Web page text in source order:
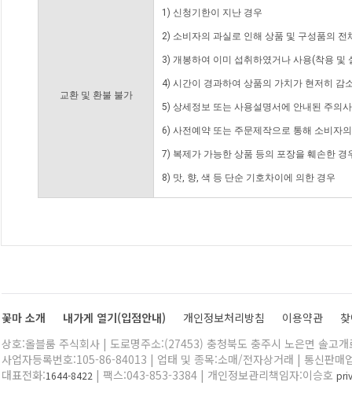
교환 및 환불 불가
1) 신청기한이 지난 경우
2) 소비자의 과실로 인해 상품 및 구성품의
3) 개봉하여 이미 섭취하였거나 사용(착용 및
4) 시간이 경과하여 상품의 가치가 현저히 감
5) 상세정보 또는 사용설명서에 안내된 주의
6) 사전예약 또는 주문제작으로 통해 소비자
7) 복제가 가능한 상품 등의 포장을 훼손한 경
8) 맛, 향, 색 등 단순 기호차이에 의한 경우
꽃마 소개 내가게 열기(입점안내) 개인정보처리방침 이용약관
상호:올블룸 주식회사 | 도로명주소:(27453) 충청북도 충주시 노은면 솔고
사업자등록번호:105-86-84013 | 업태 및 종목:소매/전자상거래 | 통신판매
대표전화:1644-8422 | 팩스:043-853-3384 | 개인정보관리책임자:이승호